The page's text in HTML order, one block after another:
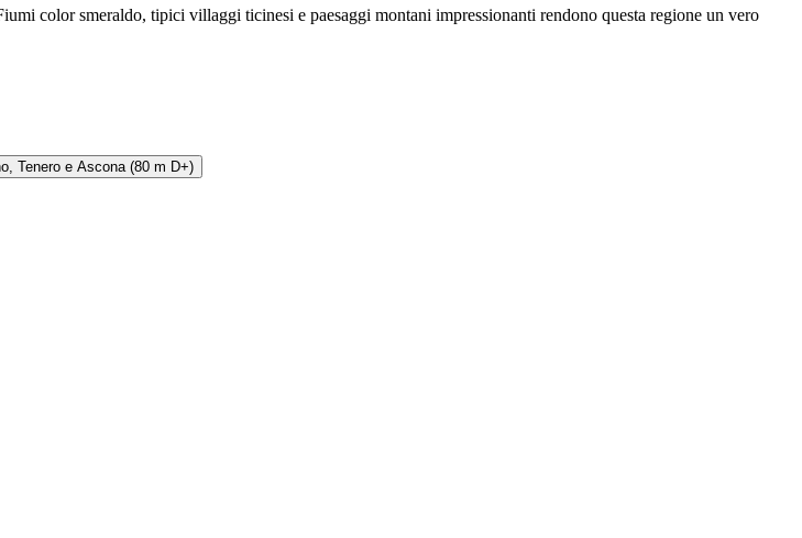
color smeraldo, tipici villaggi ticinesi e paesaggi montani impressionanti rendono questa regione un vero
Tenero e Ascona (80 m D+)